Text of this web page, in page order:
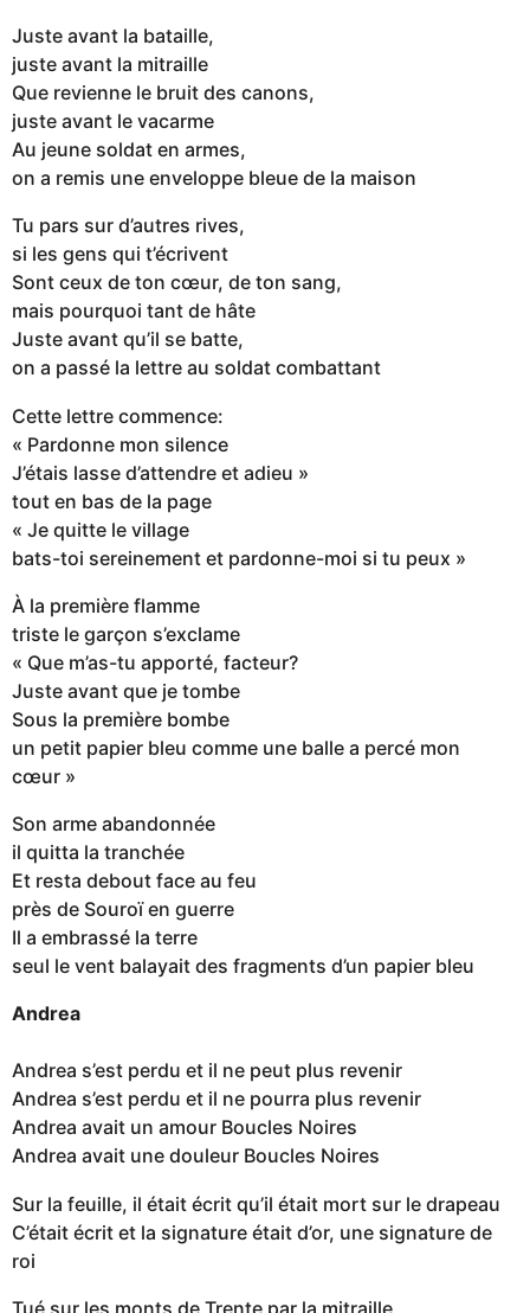
Juste avant la bataille,
juste avant la mitraille
Que revienne le bruit des canons,
juste avant le vacarme
Au jeune soldat en armes,
on a remis une enveloppe bleue de la maison
Tu pars sur d’autres rives,
si les gens qui t’écrivent
Sont ceux de ton cœur, de ton sang,
mais pourquoi tant de hâte
Juste avant qu’il se batte,
on a passé la lettre au soldat combattant
Cette lettre commence:
« Pardonne mon silence
J’étais lasse d’attendre et adieu »
tout en bas de la page
« Je quitte le village
bats-toi sereinement et pardonne-moi si tu peux »
À la première flamme
triste le garçon s’exclame
« Que m’as-tu apporté, facteur?
Juste avant que je tombe
Sous la première bombe
un petit papier bleu comme une balle a percé mon
cœur »
Son arme abandonnée
il quitta la tranchée
Et resta debout face au feu
près de Souroï en guerre
Il a embrassé la terre
seul le vent balayait des fragments d’un papier bleu
Andrea
Andrea s’est perdu et il ne peut plus revenir
Andrea s’est perdu et il ne pourra plus revenir
Andrea avait un amour Boucles Noires
Andrea avait une douleur Boucles Noires
Sur la feuille, il était écrit qu’il était mort sur le drapeau
C’était écrit et la signature était d’or, une signature de
roi
Tué sur les monts de Trente par la mitraille